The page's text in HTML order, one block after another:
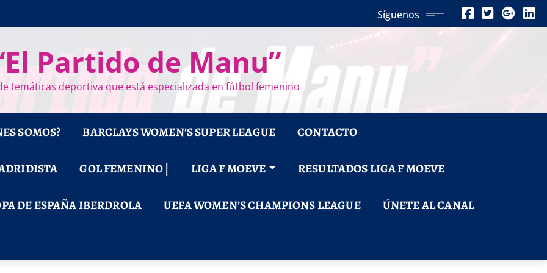
Síguenos
Partido de Manu”
temáticas deportiva que está especializada en fútbol femenino
SOMOS? BARCLAYS WOMEN’S SUPER LEAGUE CONTACTO
GOL FEMENINO | LIGA F MOEVE RESULTADOS LIGA F MOEVE
DE ESPAÑA IBERDROLA UEFA WOMEN’S CHAMPIONS LEAGUE ÚNETE AL CANAL